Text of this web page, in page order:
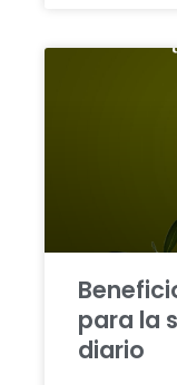
para la
diario